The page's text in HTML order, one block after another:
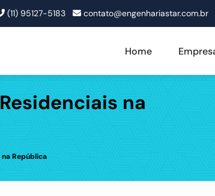
(11) 95127-5183 contato@engenhariastar.com.br
Home
na
República